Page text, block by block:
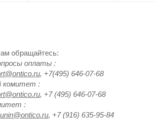
обращайтесь:
оплаты :
, +7(495) 646-07-68
комитет :
, +7 (495) 646-07-68
:
, +7 (916) 635-95-84